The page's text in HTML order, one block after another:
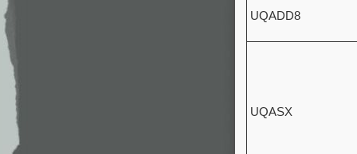
UQADD8
UQASX